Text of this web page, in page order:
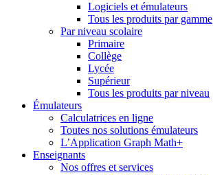
Logiciels et émulateurs
Tous les produits par gamme
Par niveau scolaire
Primaire
Collège
Lycée
Supérieur
Tous les produits par niveau
Émulateurs
Calculatrices en ligne
Toutes nos solutions émulateurs
L’Application Graph Math+
Enseignants
Nos offres et services